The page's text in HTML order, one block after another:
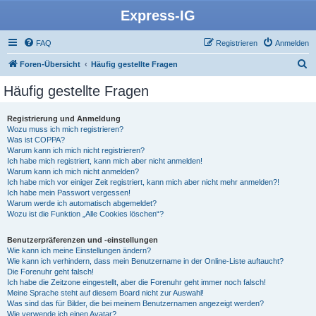
Express-IG
FAQ Anmelden
Registrieren
Foren-Übersicht Häufig gestellte Fragen
Häufig gestellte Fragen
Registrierung und Anmeldung
Wozu muss ich mich registrieren?
Was ist COPPA?
Warum kann ich mich nicht registrieren?
Ich habe mich registriert, kann mich aber nicht anmelden!
Warum kann ich mich nicht anmelden?
Ich habe mich vor einiger Zeit registriert, kann mich aber nicht mehr anmelden?!
Ich habe mein Passwort vergessen!
Warum werde ich automatisch abgemeldet?
Wozu ist die Funktion „Alle Cookies löschen“?
Benutzerpräferenzen und -einstellungen
Wie kann ich meine Einstellungen ändern?
Wie kann ich verhindern, dass mein Benutzername in der Online-Liste auftaucht?
Die Forenuhr geht falsch!
Ich habe die Zeitzone eingestellt, aber die Forenuhr geht immer noch falsch!
Meine Sprache steht auf diesem Board nicht zur Auswahl!
Was sind das für Bilder, die bei meinem Benutzernamen angezeigt werden?
Wie verwende ich einen Avatar?